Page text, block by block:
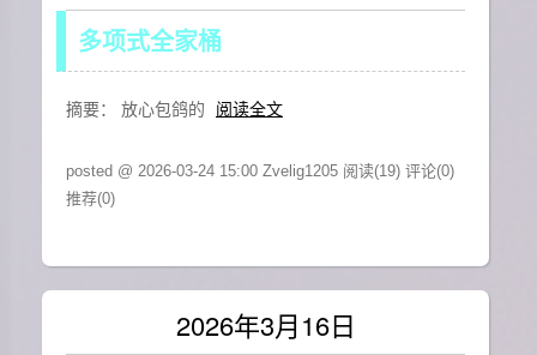
多项式全家桶
摘要： 放心包鸽的 阅读全文
posted @ 2026-03-24 15:00 Zvelig1205 阅读(19) 评论(0)
推荐(0)
2026年3月16日